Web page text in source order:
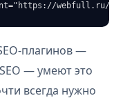
webfull.ru/
плагинов —
— умеют это
всегда нужно